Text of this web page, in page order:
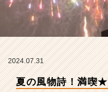
ム
ラ
イ
ン】
チ
ャ
2024.07.31
夏の風物詩！満喫★